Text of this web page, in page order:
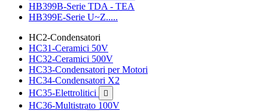
HB399B-Serie TDA - TEA
HB399E-Serie U~Z.....
HC2-Condensatori
HC31-Ceramici 50V
HC32-Ceramici 500V
HC33-Condensatori per Motori
HC34-Condensatori X2
HC35-Elettrolitici

HC36-Multistrato 100V